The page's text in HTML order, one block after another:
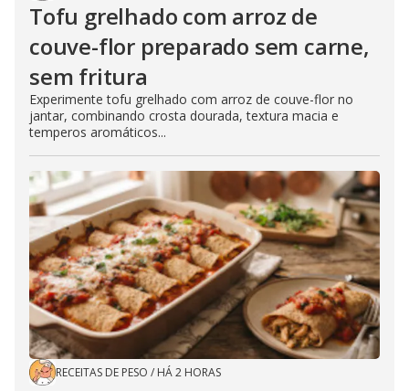
Tofu grelhado com arroz de
couve-flor preparado sem carne,
sem fritura
Experimente tofu grelhado com arroz de couve-flor no
jantar, combinando crosta dourada, textura macia e
temperos aromáticos...
RECEITAS DE PESO / HÁ 2 HORAS